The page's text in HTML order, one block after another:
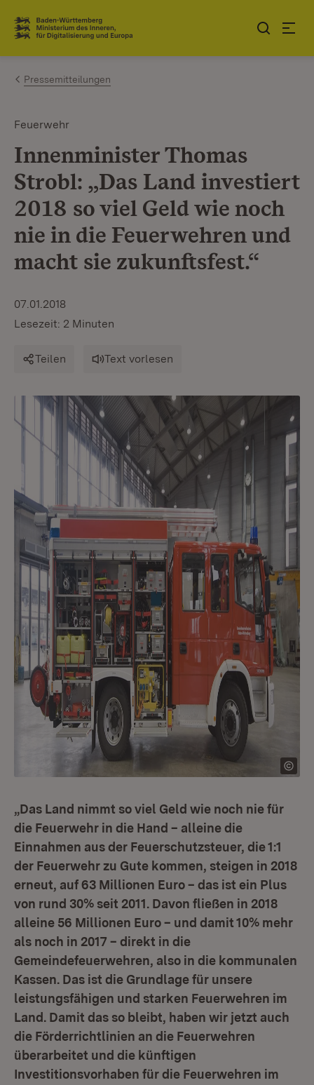
Zum Inhalt springen
Link zur Startseite
Pressemitteilungen
Feuerwehr
Innenminister Thomas
Strobl: „Das Land investiert
2018 so viel Geld wie noch
nie in die Feuerwehren und
macht sie zukunftsfest.“
07.01.2018
Lesezeit: 2 Minuten
Teilen Text vorlesen
„Das Land nimmt so viel Geld wie noch nie für
die Feuerwehr in die Hand – alleine die
Einnahmen aus der Feuerschutzsteuer, die 1:1
der Feuerwehr zu Gute kommen, steigen in 2018
erneut, auf 63 Millionen Euro – das ist ein Plus
von rund 30% seit 2011. Davon fließen in 2018
alleine 56 Millionen Euro – und damit 10% mehr
als noch in 2017 – direkt in die
Gemeindefeuerwehren, also in die kommunalen
Kassen. Das ist die Grundlage für unsere
leistungsfähigen und starken Feuerwehren im
Land. Damit das so bleibt, haben wir jetzt auch
die Förderrichtlinien an die Feuerwehren
überarbeitet und die künftigen
Investitionsvorhaben für die Feuerwehren im